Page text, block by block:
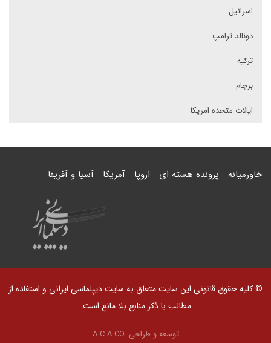
اسرائیل
دونالد ترامپ
ترکیه
برجام
ایالات متحده امریکا
خاورمیانه پرونده هسته ای اروپا آمریکا آسیا و آفریقا
© کلیه حقوق قانونی این سایت متعلق به سایت دیپلماسی ایرانی و استفاده از
مطالب با ذکر منابع بلا مانع است.
توسعه و طراحی: A.C.A CO